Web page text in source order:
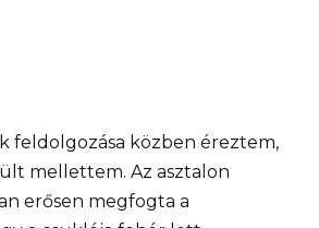
feldolgozása közben éreztem,
mellettem. Az asztalon
erősen megfogta a